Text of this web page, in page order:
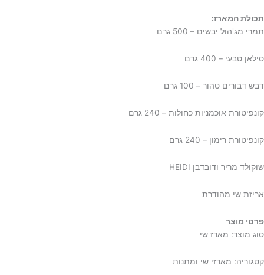
תכולת המארז:
תמרי מג'הול יבשים – 500 גרם
סילאן טבעי – 400 גרם
דבש דבורים טהור – 100 גרם
קונפיטורת אוכמניות כחולות – 240 גרם
קונפיטורת רימון – 240 גרם
שוקולד מריר ודובדבן HEIDI
אריזת שי מהודרת
פרטי מוצר
סוג מוצר: מארז שי
קטגוריה: מארזי שי ומתנות